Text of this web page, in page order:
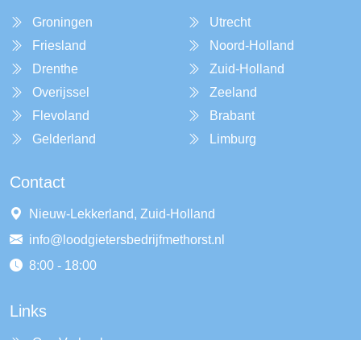
Groningen
Friesland
Drenthe
Overijssel
Flevoland
Gelderland
Utrecht
Noord-Holland
Zuid-Holland
Zeeland
Brabant
Limburg
Contact
Nieuw-Lekkerland, Zuid-Holland
info@loodgietersbedrijfmethorst.nl
8:00 - 18:00
Links